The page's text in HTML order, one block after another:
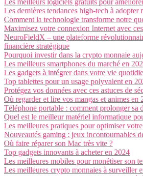
Les meilleurs logiciels gratuits pour
Les dernières tendances high-tech à adopter
Comment la technologie transforme notre
Maximisez votre connexion Internet avec
NeuroFieldX – une plateforme
financière stratégique
Pourquoi investir dans la crypto monnaie
Les meilleurs smartphones du marché en
Les gadgets à intégrer dans votre vie
Top tablettes pour un usage polyvalent en
Protégez vos données avec ces astuces de
Où regarder et lire vos mangas et animes en
Téléphone portable : comment prolonger sa
Quel est le meilleur matériel informatique
Les meilleures pratiques pour optimiser
Nouveautés gaming : jeux incontournables
Où faire réparer son Mac très vite ?
Top gadgets innovants à acheter en 2024
Les meilleures mobiles pour monétiser son
Les meilleures crypto monnaies à surveiller